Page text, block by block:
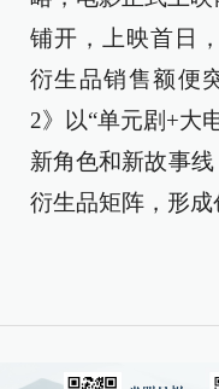
铺开，上映首日
衍生品销售额便
2》以“单元剧+大
新角色和新故事
衍生品矩阵，形成